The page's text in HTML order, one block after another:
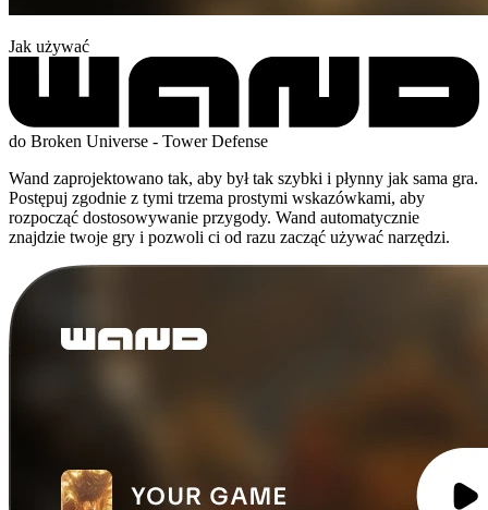
Jak używać
do Broken Universe - Tower Defense
Wand zaprojektowano tak, aby był tak szybki i płynny jak sama gra.
Postępuj zgodnie z tymi trzema prostymi wskazówkami, aby
rozpocząć dostosowywanie przygody. Wand automatycznie
znajdzie twoje gry i pozwoli ci od razu zacząć używać narzędzi.